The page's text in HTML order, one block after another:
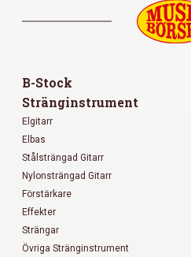
B-Stock
Stränginstrument
Elgitarr
Elbas
Stålsträngad Gitarr
Nylonsträngad Gitarr
Förstärkare
Effekter
Strängar
Övriga Stränginstrument